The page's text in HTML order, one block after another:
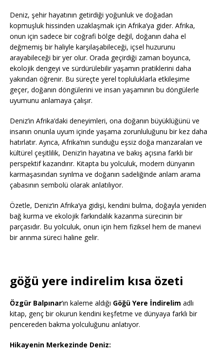
Deniz, şehir hayatının getirdiği yoğunluk ve doğadan
kopmuşluk hissinden uzaklaşmak için Afrika’ya gider. Afrika,
onun için sadece bir coğrafi bölge değil, doğanın daha el
değmemiş bir haliyle karşılaşabileceği, içsel huzurunu
arayabileceği bir yer olur. Orada geçirdiği zaman boyunca,
ekolojik dengeyi ve sürdürülebilir yaşamın pratiklerini daha
yakından öğrenir. Bu süreçte yerel topluluklarla etkileşime
geçer, doğanın döngülerini ve insan yaşamının bu döngülerle
uyumunu anlamaya çalışır.
Deniz’in Afrika’daki deneyimleri, ona doğanın büyüklüğünü ve
insanın onunla uyum içinde yaşama zorunluluğunu bir kez daha
hatırlatır. Ayrıca, Afrika’nın sunduğu eşsiz doğa manzaraları ve
kültürel çeşitlilik, Deniz’in hayatına ve bakış açısına farklı bir
perspektif kazandırır. Kitapta bu yolculuk, modern dünyanın
karmaşasından sıyrılma ve doğanın sadeliğinde anlam arama
çabasının sembolü olarak anlatılıyor.
Özetle, Deniz’in Afrika’ya gidişi, kendini bulma, doğayla yeniden
bağ kurma ve ekolojik farkındalık kazanma sürecinin bir
parçasıdır. Bu yolculuk, onun için hem fiziksel hem de manevi
bir arınma süreci haline gelir.
göğü yere indirelim kısa özeti
Özgür Balpınar‘ın kaleme aldığı Göğü Yere İndirelim adlı
kitap, genç bir okurun kendini keşfetme ve dünyaya farklı bir
pencereden bakma yolculuğunu anlatıyor.
Hikayenin Merkezinde Deniz: